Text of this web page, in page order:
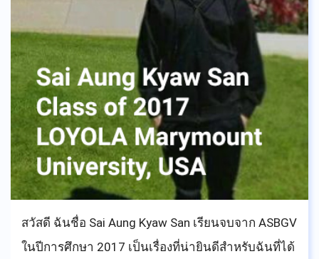
ช่วยให้ทุกคนผ่านเรื่องต่างๆ ไปได้ เช่น การสอบใน
มหาวิทยาลัย ตอนนี้ฉันกำลังเรียนปริญญาสองสาขา
เกี่ยวกับการจัดการธุรกิจและโรงแรม มันเป็นทางเลือก
ที่ดีสำหรับฉัน ฉันไม่สงสัยในตัวเองเลยว่าอะไรทำให้
ฉันได้เรียนต่อต่างประเทศ และได้รับการศึกษาที่
เหมาะสมกับตัวเอง ดังนั้น อย่าสงสัยหรือไม่เชื่อมั่นใน
ตัวเอง จงทำในสิ่งที่คุณชอบ ไม่จำเป็นต้องทำอะไรที่
พิเศษ แค่สิ่งที่คุณรู้สึกว่ามันใช่กับตัวคุณก็พอ ฉันขอให้
สวัสดี ฉันชื่อ Sai Aung Kyaw San เรียนจบจาก ASBGV
ในปีการศึกษา 2017 เป็นเรื่องที่น่ายินดีสำหรับฉันที่ได้